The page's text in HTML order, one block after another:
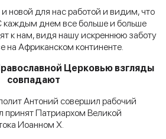
новой для нас работой и видим, что
каждым днем все больше и больше
к нам, видя нашу искреннюю заботу
на Африканском континенте.
Церковью взгляды
совпадают
Антоний совершил рабочий
принят Патриархом Великой
Иоанном Х.